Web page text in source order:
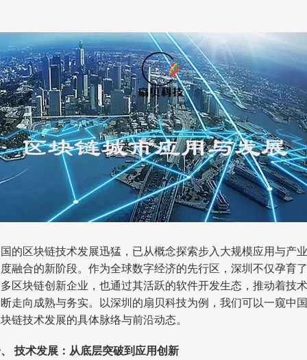
的区块链技术发展迅猛，已从概念探索步入大规模应用与产业
融合的新阶段。作为全球数字经济的先行区，深圳不仅孕育了
区块链创新企业，也通过其活跃的软件开发生态，推动着技术
走向成熟与务实。以深圳的扇贝科技为例，我们可以一窥中国
链技术发展的具体脉络与前沿动态。
技术发展：从底层突破到应用创新